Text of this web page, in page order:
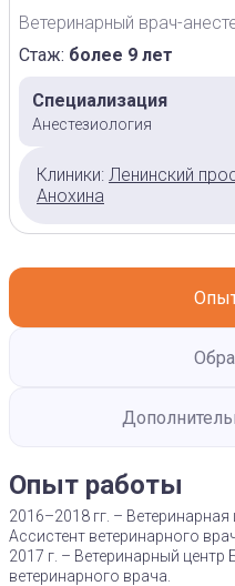
Ветеринарный врач-
Стаж: более 9 лет
Специализация
Анестезиология
Клиники: Ленинский
Анохина
Опыт работы
2016–2018 гг. – Ветеринарная
Ассистент ветеринарного
2017 г. – Ветеринарный
ветеринарного врача.